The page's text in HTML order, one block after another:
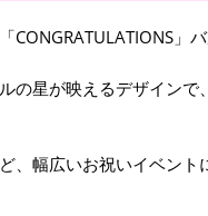
」バ
の星が映えるデザインで
、幅広いお祝いイベント